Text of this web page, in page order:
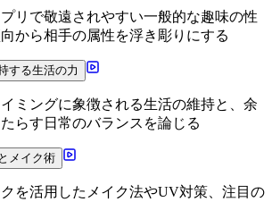
リで敬遠されやすい一般的な趣味の性
から相手の属性を浮き彫りにする
する生活の力
ミングに象徴される生活の維持と、余
らす日常のバランスを論じる
メイク術
を活用したメイク法やUV対策、注目の